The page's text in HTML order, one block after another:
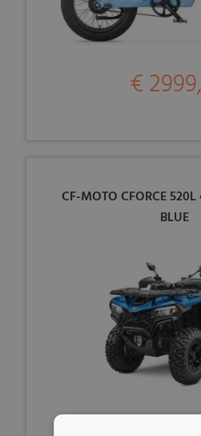
€
CF-MOTO CFORCE
BLUE